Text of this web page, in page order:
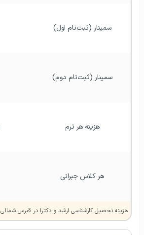
سمینار (ثبت‌نام اول)
سمینار (ثبت‌نام دوم)
هزینه هر ترم
هر کلاس جبرانی
هزینه تحصیل کارشناسی ارشد و دکترا در قبرس شمالی